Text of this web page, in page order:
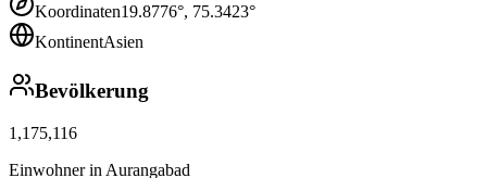
Koordinaten19.8776°, 75.3423°
KontinentAsien
Bevölkerung
1,175,116
Einwohner in Aurangabad